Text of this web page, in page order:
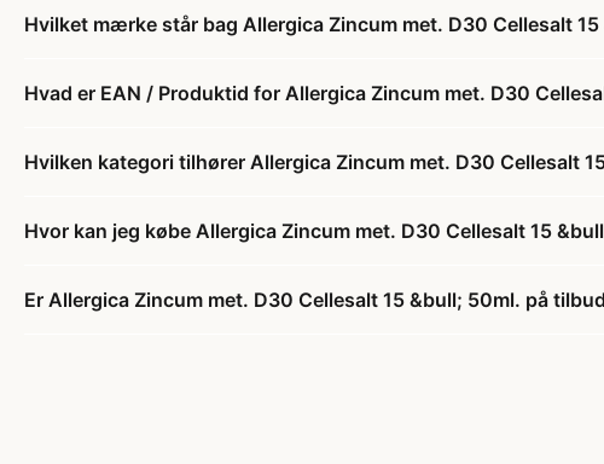
Hvilket mærke står bag Allergica Zincum met. D30 Cellesalt 15
Hvad er EAN / Produktid for Allergica Zincum met. D30
Hvilken kategori tilhører Allergica Zincum met. D30 Cellesalt
Hvor kan jeg købe Allergica Zincum met. D30 Cellesalt 15
Er Allergica Zincum met. D30 Cellesalt 15 &bull; 50ml. på